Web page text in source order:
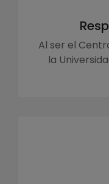
Al ser el
la